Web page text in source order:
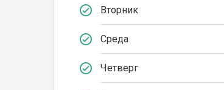
Вторник
Среда
Четверг